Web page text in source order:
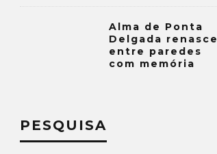
Alma de Ponta
Delgada renasce
entre paredes
com memória
PESQUISA